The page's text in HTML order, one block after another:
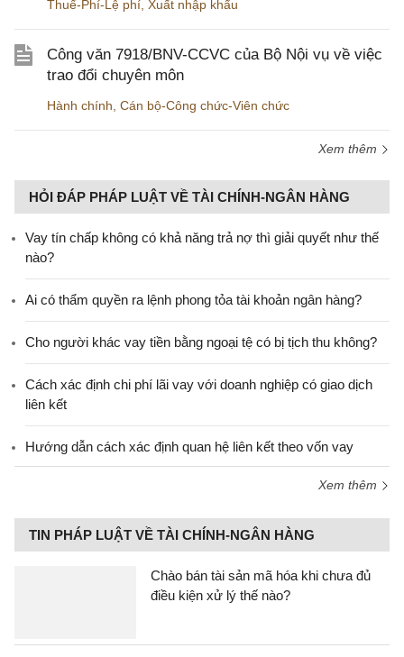
Thuế-Phí-Lệ phí Xuất nhập khẩu
Công văn 7918/BNV-CCVC của Bộ Nội vụ về việc
trao đổi chuyên môn
Hành chính Cán bộ-Công chức-Viên chức
Xem thêm
HỎI ĐÁP PHÁP LUẬT VỀ TÀI CHÍNH-NGÂN HÀNG
Vay tín chấp không có khả năng trả nợ thì giải quyết như thế
nào?
Ai có thẩm quyền ra lệnh phong tỏa tài khoản ngân hàng?
Cho người khác vay tiền bằng ngoại tệ có bị tịch thu không?
Cách xác định chi phí lãi vay với doanh nghiệp có giao dịch
liên kết
Hướng dẫn cách xác định quan hệ liên kết theo vốn vay
Xem thêm
TIN PHÁP LUẬT VỀ TÀI CHÍNH-NGÂN HÀNG
Chào bán tài sản mã hóa khi chưa đủ
điều kiện xử lý thế nào?